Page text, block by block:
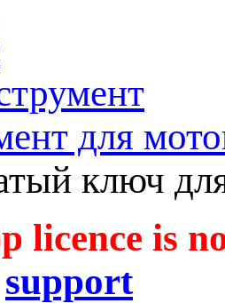
для
ключ
licence is
support